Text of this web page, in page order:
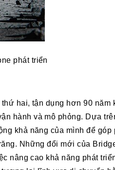
phát triển
hai, tận dụng hơn 90
hành và mô phỏng. Dựa
khả năng của mình để góp
Những đổi mới của
nâng cao khả năng phát